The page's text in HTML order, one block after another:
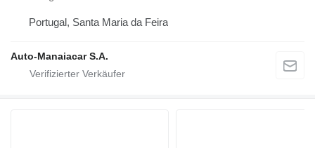
Portugal, Santa Maria da Feira
Auto-Manaiacar S.A.